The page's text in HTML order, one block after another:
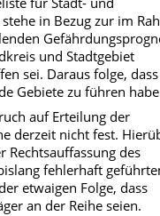
in Bezug zur im
und Stadtgebiet
sei. Daraus folge,
Gebiete zu führen
auf Erteilung der
derzeit nicht fest.
Rechtsauffassung des
fehlerhaft
etwaigen Folge, dass
an der Reihe seien.